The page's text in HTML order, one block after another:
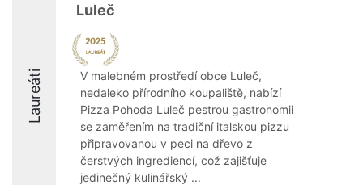
Laureáti
Luleč
V malebném prostředí obce Luleč,
nedaleko přírodního koupaliště, nabízí
Pizza Pohoda Luleč pestrou gastronomii
se zaměřením na tradiční italskou pizzu
připravovanou v peci na dřevo z
čerstvých ingrediencí, což zajišťuje
jedinečný kulinářský ...